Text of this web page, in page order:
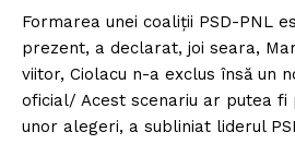
Formarea unei coaliţii PSD-PNL
prezent, a declarat, joi seara,
viitor, Ciolacu n-a exclus însă un
oficial/ Acest scenariu ar putea fi
unor alegeri, a subliniat liderul